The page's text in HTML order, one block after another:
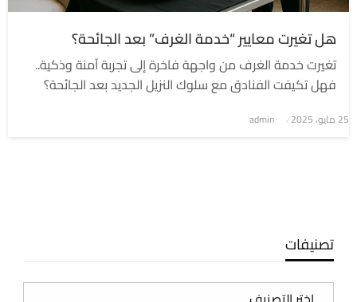
هل تغيرت معايير “خدمة الغرف” بعد الجائحة؟
تغيرت خدمة الغرف من واجهة فاخرة إلى تجربة آمنة وذكية..
فهل تكيفت الفنادق مع سلوك النزيل الجديد بعد الجائحة؟
نُشر
25 مايو، 2025 admin
تصنيفات
تصنيفات